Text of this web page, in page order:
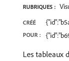
RUBRIQUES :
CRÉÉ
POUR :
Les tableaux